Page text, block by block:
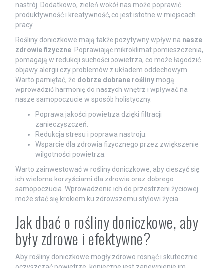
nastrój. Dodatkowo, zieleń wokół nas może poprawić
produktywność i kreatywność, co jest istotne w miejscach
pracy.
Rośliny doniczkowe mają także pozytywny wpływ na nasze
zdrowie fizyczne. Poprawiając mikroklimat pomieszczenia,
pomagają w redukcji suchości powietrza, co może łagodzić
objawy alergii czy problemów z układem oddechowym.
Warto pamiętać, że dobrze dobrane rośliny mogą
wprowadzić harmonię do naszych wnętrz i wpływać na
nasze samopoczucie w sposób holistyczny.
Poprawa jakości powietrza dzięki filtracji
zanieczyszczeń.
Redukcja stresu i poprawa nastroju.
Wsparcie dla zdrowia fizycznego przez zwiększenie
wilgotności powietrza.
Warto zainwestować w rośliny doniczkowe, aby cieszyć się
ich wieloma korzyściami dla zdrowia oraz dobrego
samopoczucia. Wprowadzenie ich do przestrzeni życiowej
może stać się krokiem ku zdrowszemu stylowi życia.
Jak dbać o rośliny doniczkowe, aby
były zdrowe i efektywne?
Aby rośliny doniczkowe mogły zdrowo rosnąć i skutecznie